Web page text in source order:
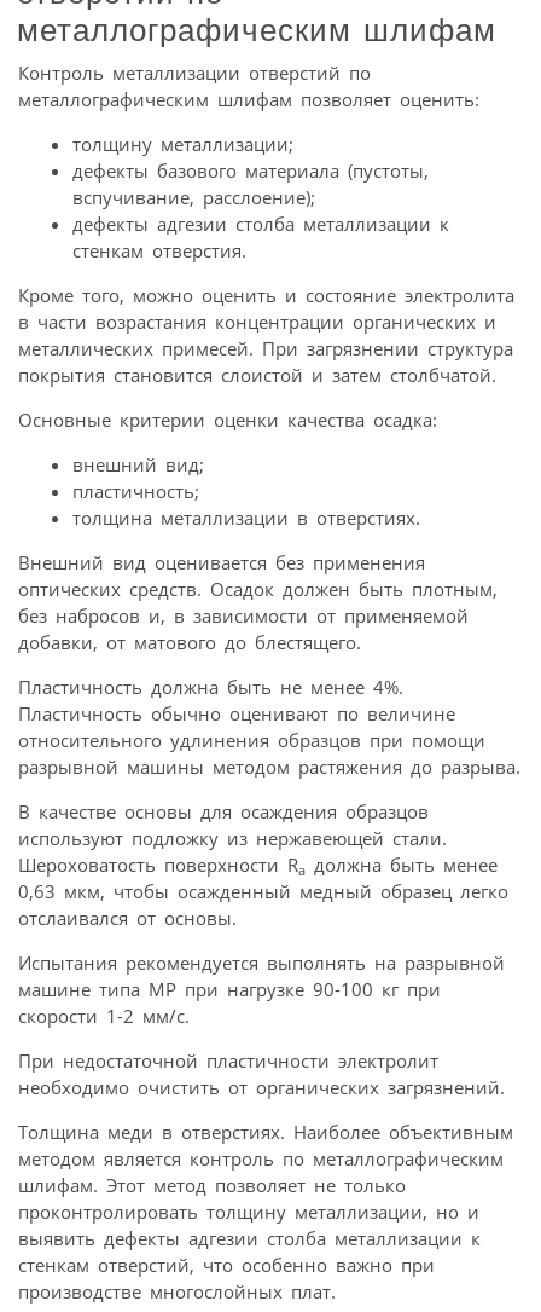
металлографическим шлифам
Контроль металлизации отверстий по
металлографическим шлифам позволяет оценить:
толщину металлизации;
дефекты базового материала (пустоты,
вспучивание, расслоение);
дефекты адгезии столба металлизации к
стенкам отверстия.
Кроме того, можно оценить и состояние электролита
в части возрастания концентрации органических и
металлических примесей. При загрязнении структура
покрытия становится слоистой и затем столбчатой.
Основные критерии оценки качества осадка:
внешний вид;
пластичность;
толщина металлизации в отверстиях.
Внешний вид оценивается без применения
оптических средств. Осадок должен быть плотным,
без набросов и, в зависимости от применяемой
добавки, от матового до блестящего.
Пластичность должна быть не менее 4%.
Пластичность обычно оценивают по величине
относительного удлинения образцов при помощи
разрывной машины методом растяжения до разрыва.
В качестве основы для осаждения образцов
используют подложку из нержавеющей стали.
Шероховатость поверхности Ra должна быть менее
0,63 мкм, чтобы осажденный медный образец легко
отслаивался от основы.
Испытания рекомендуется выполнять на разрывной
машине типа МР при нагрузке 90-100 кг при
скорости 1-2 мм/с.
При недостаточной пластичности электролит
необходимо очистить от органических загрязнений.
Толщина меди в отверстиях. Наиболее объективным
методом является контроль по металлографическим
шлифам. Этот метод позволяет не только
проконтролировать толщину металлизации, но и
выявить дефекты адгезии столба металлизации к
стенкам отверстий, что особенно важно при
производстве многослойных плат.